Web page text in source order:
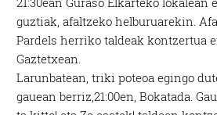
guztiak, afaltzeko helburuarekin.
Pardels herriko taldeak kontzertua
Gaztetxean.
Larunbatean, triki poteoa egingo
gauean berriz,21:00en, Bokatada.